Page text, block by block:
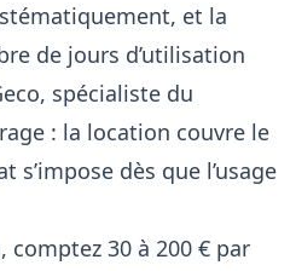
et la
de jours d’utilisation
spécialiste du
: la location couvre le
s’impose dès que l’usage
30 à 200 € par